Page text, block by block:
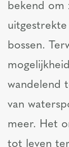
bekend om
bossen.
wandelend
van
meer. Het
tot leven